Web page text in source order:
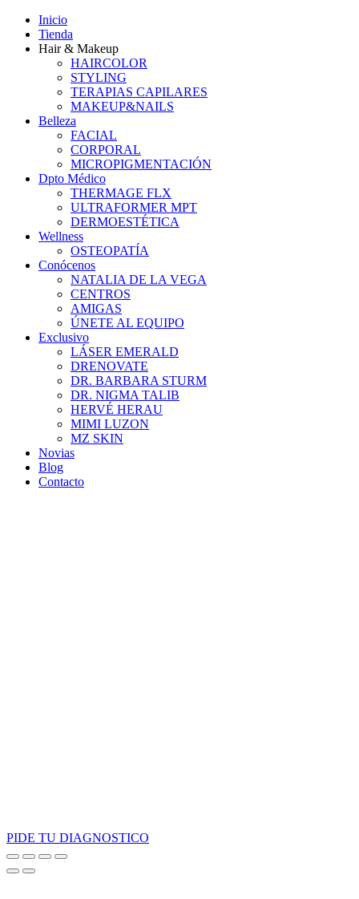
Inicio
Tienda
Hair & Makeup
HAIRCOLOR
STYLING
TERAPIAS CAPILARES
MAKEUP&NAILS
Belleza
FACIAL
CORPORAL
MICROPIGMENTACIÓN
Dpto Médico
THERMAGE FLX
ULTRAFORMER MPT
DERMOESTÉTICA
Wellness
OSTEOPATÍA
Conócenos
NATALIA DE LA VEGA
CENTROS
AMIGAS
ÚNETE AL EQUIPO
Exclusivo
LÁSER EMERALD
DRENOVATE
DR. BARBARA STURM
DR. NIGMA TALIB
HERVÉ HERAU
MIMI LUZON
MZ SKIN
Novias
Blog
Contacto
PIDE TU DIAGNOSTICO